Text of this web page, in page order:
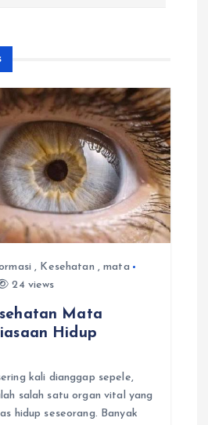
, Kesehatan ,mata
24 views
Mata
Hidup
kali dianggap sepele,
salah satu organ vital yang
hidup seseorang. Banyak